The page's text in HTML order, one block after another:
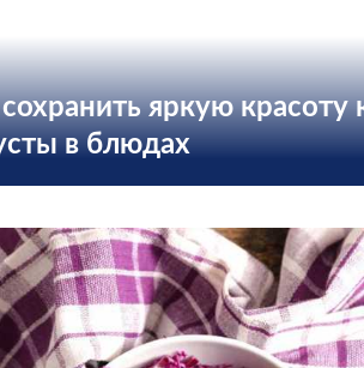
яркую красоту
в блюдах